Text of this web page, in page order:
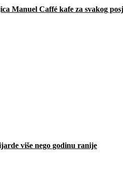
Manuel Caffé kafe za svakog
više nego godinu ranije